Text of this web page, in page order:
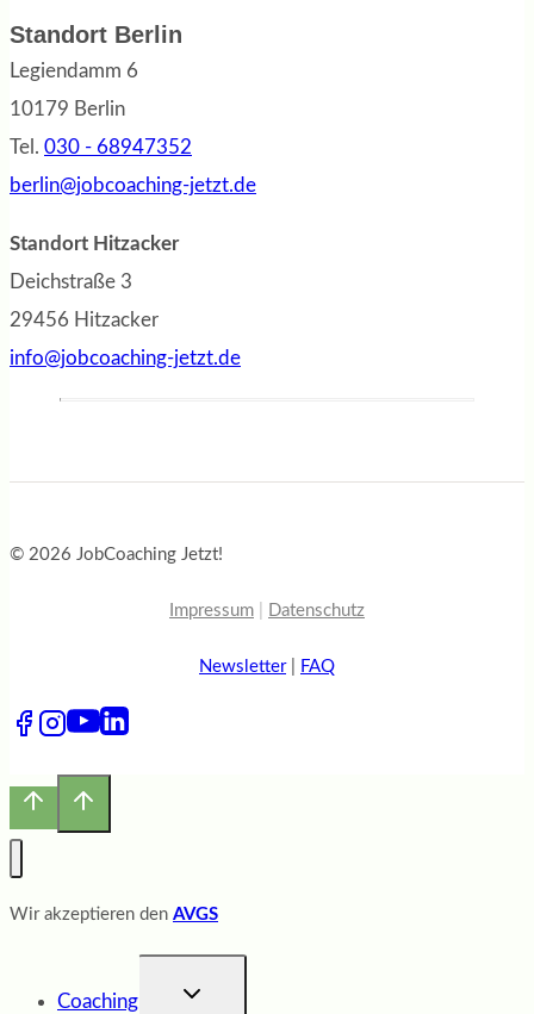
Standort Berlin
Legiendamm 6
10179 Berlin
Tel. 030 - 68947352
berlin@jobcoaching-jetzt.de
Standort Hitzacker
Deichstraße 3
29456 Hitzacker
info@jobcoaching-jetzt.de
© 2026 JobCoaching Jetzt!
Impressum Datenschutz
Newsletter| FAQ
Wir akzeptieren den AVGS
Coaching
UNTERMENÜ